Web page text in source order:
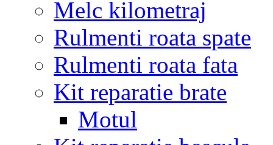
Melc kilometraj
Rulmenti roata spate
Rulmenti roata fata
Kit reparatie brate
Motul